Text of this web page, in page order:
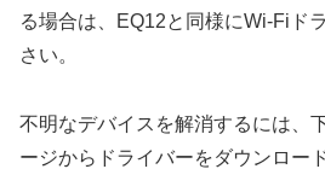
る場合は、EQ12と同様にWi-Fiド
さい。
不明なデバイスを解消するには、
ージからドライバーをダウンロー